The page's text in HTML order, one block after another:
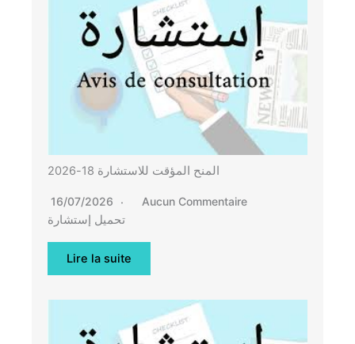
المنح المؤقت للاستشارة 18-2026
16/07/2026 Aucun Commentaire
تحميل إستشارة
Lire la suite